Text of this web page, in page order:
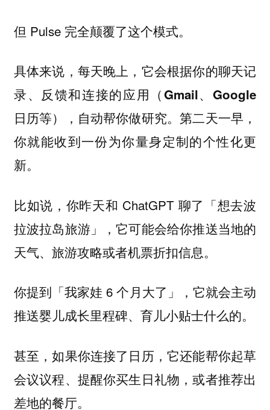
但 Pulse 完全颠覆了这个模式。
具体来说，每天晚上，它会根据你的聊天记
录、反馈和连接的应用（Gmail、Google
日历等），自动帮你做研究。第二天一早，
你就能收到一份为你量身定制的个性化更
新。
比如说，你昨天和 ChatGPT 聊了「想去波
拉波拉岛旅游」，它可能会给你推送当地的
天气、旅游攻略或者机票折扣信息。
你提到「我家娃 6 个月大了」，它就会主动
推送婴儿成长里程碑、育儿小贴士什么的。
甚至，如果你连接了日历，它还能帮你起草
会议议程、提醒你买生日礼物，或者推荐出
差地的餐厅。